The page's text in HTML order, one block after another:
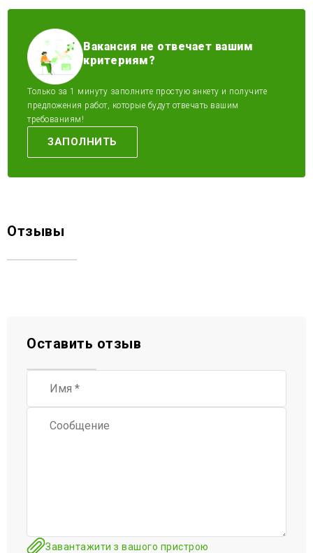
Вакансия не отвечает вашим
критериям?
Только за 1 минуту заполните простую анкету и получите
предложения работ, которые будут отвечать вашим
требованиям!
ЗАПОЛНИТЬ
Отзывы
Оставить отзыв
Завантажити з вашого пристрою